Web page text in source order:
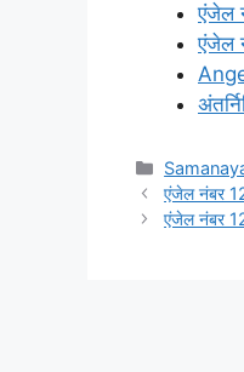
एंजेल
एंजेल
एंजेल नंबर
एंजेल नंबर